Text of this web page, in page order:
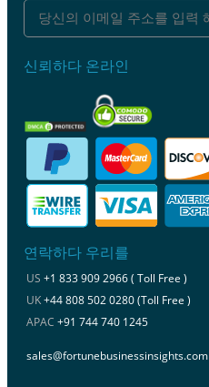
신뢰하다 온라인
연락하다 우리를
US +1 833 909 2966 ( Toll Free )
UK+44 808 502 0280 (Toll Free )
APAC +91 744 740 1245
sales@fortunebusinessinsights.com